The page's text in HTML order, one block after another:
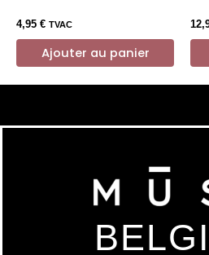
4,95 € TVAC
Ajouter au panier